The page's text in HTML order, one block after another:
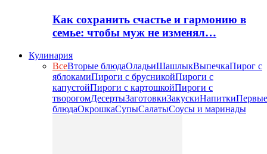
Как сохранить счастье и гармонию в
семье: чтобы муж не изменял…
Кулинария
ВсеВторые блюдаОладьиШашлыкВыпечкаПирог с
яблокамиПироги с брусникойПироги с
капустойПироги с картошкойПироги с
творогомДесертыЗаготовкиЗакускиНапиткиПервые
блюдаОкрошкаСупыСалатыСоусы и маринады